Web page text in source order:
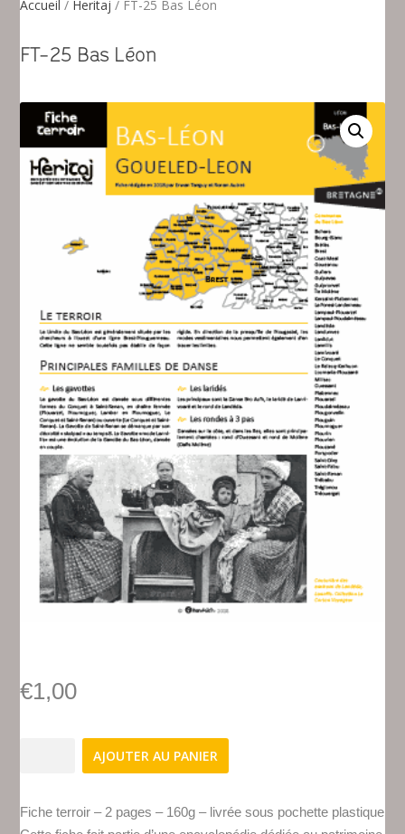
Accueil / Heritaj / FT-25 Bas Léon
FT-25 Bas Léon
€1,00
25
AJOUTER AU PANIER
Fiche terroir – 2 pages – 160g – livrée sous pochette plastique